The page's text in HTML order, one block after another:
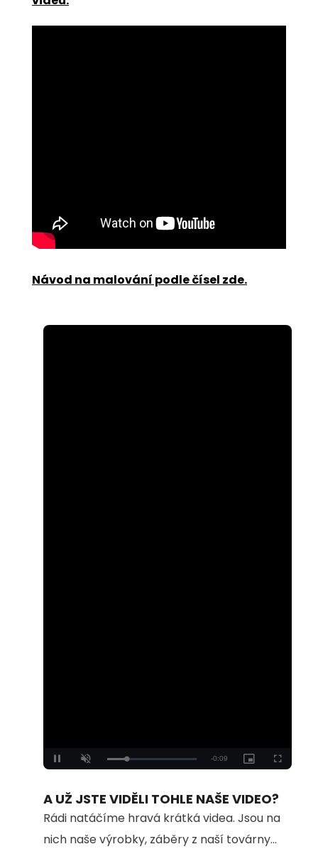
Návod na malování podle čísel zde.
Unmute Loaded:
100.00%
A UŽ JSTE VIDĚLI TOHLE NAŠE VIDEO?
Rádi natáčíme hravá krátká videa. Jsou na
nich naše výrobky, záběry z naší továrny...